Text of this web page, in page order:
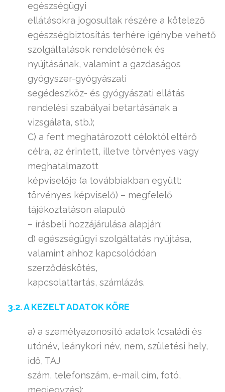
egészségügyi
ellátásokra jogosultak részére a kötelező
egészségbiztosítás terhére igénybe vehető
szolgáltatások rendelésének és
nyújtásának, valamint a gazdaságos
gyógyszer-gyógyászati
segédeszköz- és gyógyászati ellátás
rendelési szabályai betartásának a
vizsgálata, stb.);
C) a fent meghatározott céloktól eltérő
célra, az érintett, illetve törvényes vagy
meghatalmazott
képviselője (a továbbiakban együtt:
törvényes képviselő) – megfelelő
tájékoztatáson alapuló
– írásbeli hozzájárulása alapján;
d) egészségügyi szolgáltatás nyújtása,
valamint ahhoz kapcsolódóan
szerződéskötés,
kapcsolattartás, számlázás.
3.2. A KEZELT ADATOK KÖRE
a) a személyazonosító adatok (családi és
utónév, leánykori név, nem, születési hely,
idő, TAJ
szám, telefonszám, e-mail cím, fotó,
megjegyzés);